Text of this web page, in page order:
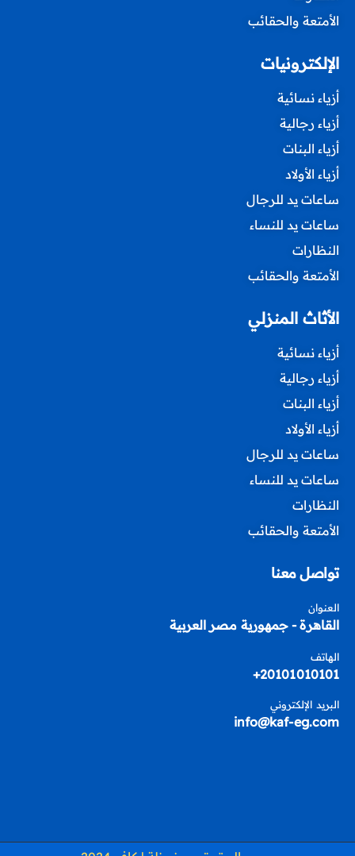
الأمتعة والحقائب
الإلكترونيات
أزياء نسائية
أزياء رجالية
أزياء البنات
أزياء الأولاد
ساعات يد للرجال
ساعات يد للنساء
النظارات
الأمتعة والحقائب
الأثاث المنزلي
أزياء نسائية
أزياء رجالية
أزياء البنات
أزياء الأولاد
ساعات يد للرجال
ساعات يد للنساء
النظارات
الأمتعة والحقائب
تواصل معنا
العنوان
القاهرة - جمهورية مصر العربية
الهاتف
20101010101+
البريد الإلكتروني
info@kaf-eg.com